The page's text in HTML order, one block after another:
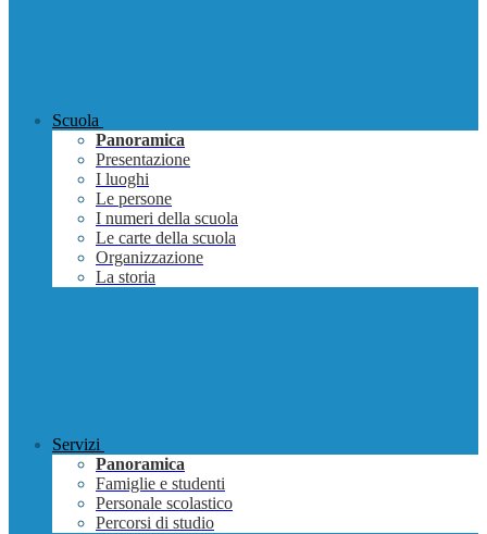
Scuola
Panoramica
Presentazione
I luoghi
Le persone
I numeri della scuola
Le carte della scuola
Organizzazione
La storia
Servizi
Panoramica
Famiglie e studenti
Personale scolastico
Percorsi di studio